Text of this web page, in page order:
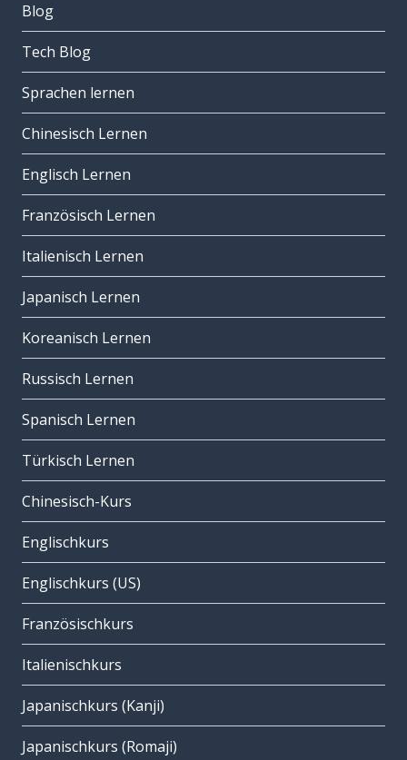
Blog
Tech Blog
Sprachen lernen
Chinesisch Lernen
Englisch Lernen
Französisch Lernen
Italienisch Lernen
Japanisch Lernen
Koreanisch Lernen
Russisch Lernen
Spanisch Lernen
Türkisch Lernen
Chinesisch-Kurs
Englischkurs
Englischkurs (US)
Französischkurs
Italienischkurs
Japanischkurs (Kanji)
Japanischkurs (Romaji)